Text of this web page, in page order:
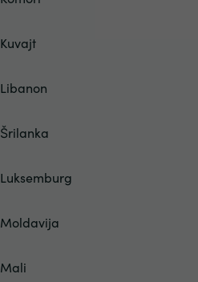
Kuvajt
Libanon
Šrilanka
Luksemburg
Moldavija
Mali